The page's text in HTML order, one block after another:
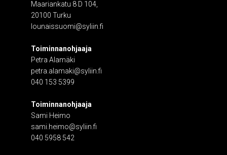
Maariankatu 8 D 104,
20100 Turku
lounaissuomi@syliin.fi
Toiminnanohjaaja
Petra Alamäki
petra.alamaki@syliin.fi
040 153 5399
Toiminnanohjaaja
Sami Heimo
sami.heimo@syliin.fi
040 5958 542